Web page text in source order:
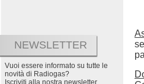
NEWSLETTER
Vuoi essere informato su tutte le
novità di Radiogas?
Iscriviti alla nostra newsletter